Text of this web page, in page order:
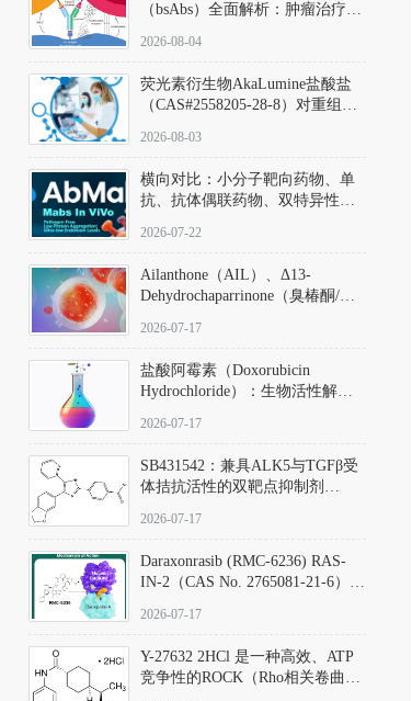
（bsAbs）全面解析：肿瘤治疗的
2026-08-04
荧光素衍生物AkaLumine盐酸盐
（CAS#2558205-28-8）对重组萤
数（Km）为2.06 μM；其近红外
发光特性赋予优异的组织穿透能
力，大幅增强成像信噪比，从而
实现活体动物模型中极低给药剂
量下的高灵敏度、非侵入式生物
2026-08-03
横向对比：小分子靶向药物、单
抗、抗体偶联药物、双特异性抗
及应用瓶颈
2026-07-22
Ailanthone（AIL）、Δ13-
Dehydrochaparrinone（臭椿酮/臭
DKM货号 D806885
2026-07-17
盐酸阿霉素（Doxorubicin
Hydrochloride）：生物活性解
范
2026-07-17
SB431542：兼具ALK5与TGFβ受
体拮抗活性的双靶点抑制剂
D801067）
2026-07-17
Daraxonrasib (RMC-6236) RAS-
IN-2（CAS No. 2765081-21-6）：
向KRAS/NRAS/HRAS的广谱RAS
2026-07-17
Y-27632 2HCl 是一种高效、ATP
竞争性的ROCK（Rho相关卷曲螺